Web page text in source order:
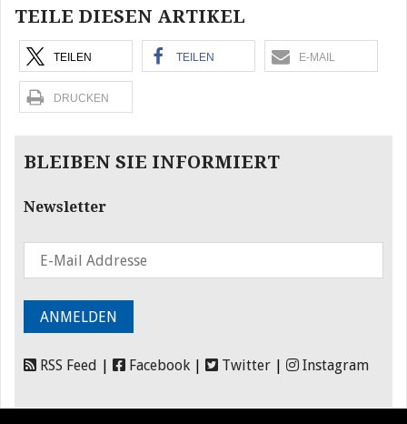
TEILE DIESEN ARTIKEL
TEILEN TEILEN E-MAIL
DRUCKEN
BLEIBEN SIE INFORMIERT
Newsletter
RSS Feed Facebook Twitter Instagram